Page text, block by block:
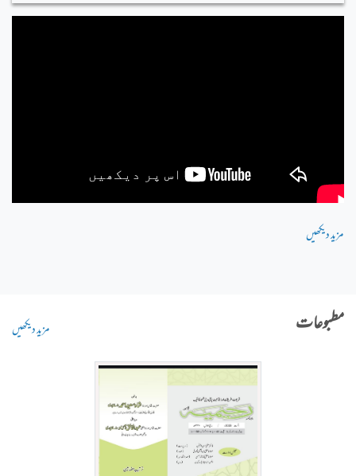
مزید دیکھیں
مطبوعات مزید دیکھیں